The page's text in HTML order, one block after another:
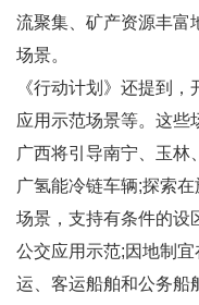
流聚集、矿产资源丰富
场景。
《行动计划》还提到
应用示范场景等。这些
广西将引导南宁、玉林
广氢能冷链车辆;探索
场景，支持有条件的设
公交应用示范;因地制
运、客运船舶和公务船